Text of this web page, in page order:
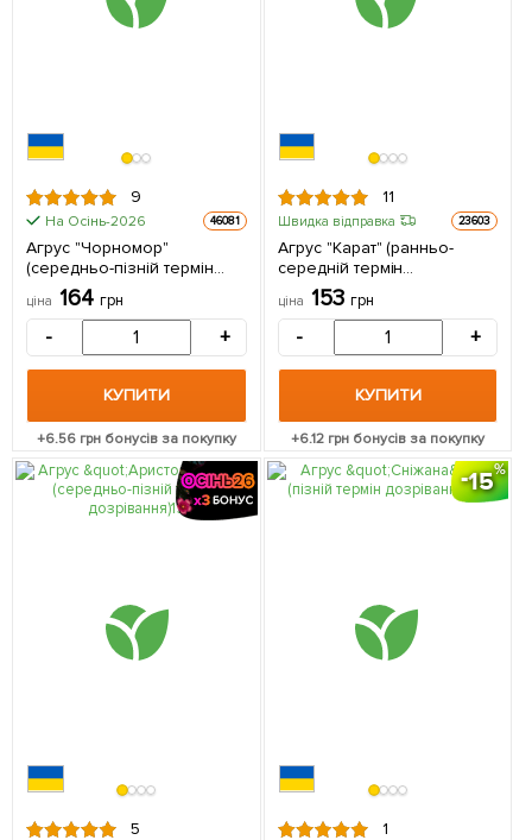
9
На Осінь-2026 46081
Агрус "Чорномор"
(середньо-пізній термін
дозрівання,
високозімостойкий сорт) 1
саджанець в упаковці
ціна 164 грн
- +
КУПИТИ
+6.56 грн бонусів за покупку
11
Швидка відправка 23603
Агрус "Карат" (ранньо-
середній термін
дозрівання) 1 саджанець в
упаковці
ціна 153 грн
- +
КУПИТИ
+6.12 грн бонусів за покупку
5
15
1